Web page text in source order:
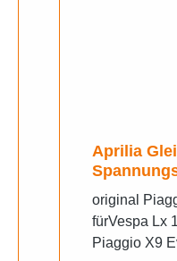
Aprilia
original
fürVespa Lx
Piaggio X9